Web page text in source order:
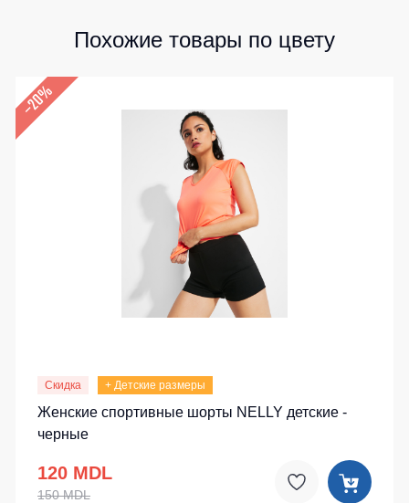
Похожие товары по цвету
–20%
Скидка + Детские размеры
Женские спортивные шорты NELLY детские -
черные
120 MDL
150 MDL